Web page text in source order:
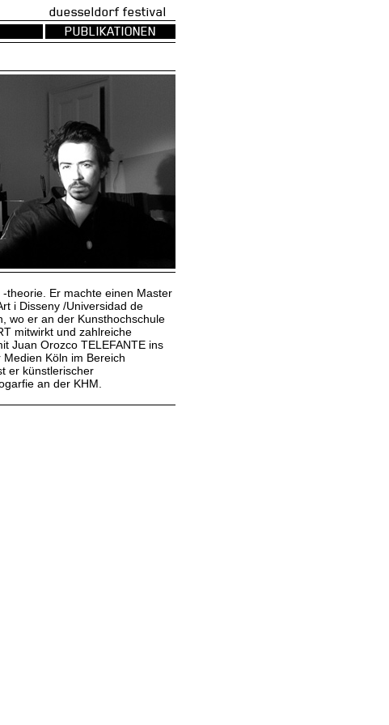
duesseldorf festival
PUBLIKATIONEN
theorie. Er machte einen Master
i Disseny /Universidad de
wo er an der Kunsthochschule
mitwirkt und zahlreiche
Juan Orozco TELEFANTE ins
Köln im Bereich
er künstlerischer
an der KHM.